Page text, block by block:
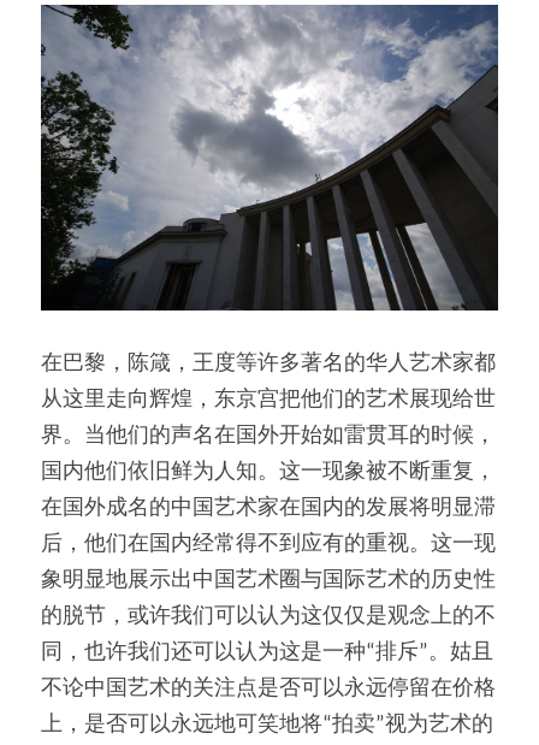
在巴黎，陈箴，王度等许多著名的华人艺术家都
从这里走向辉煌，东京宫把他们的艺术展现给世
界。当他们的声名在国外开始如雷贯耳的时候，
国内他们依旧鲜为人知。这一现象被不断重复，
在国外成名的中国艺术家在国内的发展将明显滞
后，他们在国内经常得不到应有的重视。这一现
象明显地展示出中国艺术圈与国际艺术的历史性
的脱节，或许我们可以认为这仅仅是观念上的不
同，也许我们还可以认为这是一种“排斥”。姑且
不论中国艺术的关注点是否可以永远停留在价格
上，是否可以永远地可笑地将“拍卖”视为艺术的